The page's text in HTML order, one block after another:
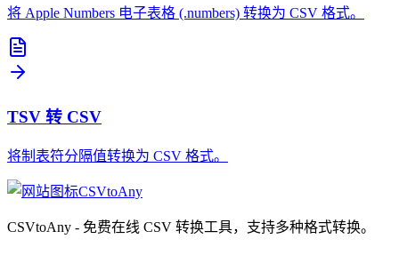
将 Apple Numbers 电子表格 (.numbers) 转换为 CSV 格式。
TSV 转 CSV
将制表符分隔值转换为 CSV 格式。
CSVtoAny
CSVtoAny - 免费在线 CSV 转换工具，支持多种格式转换。